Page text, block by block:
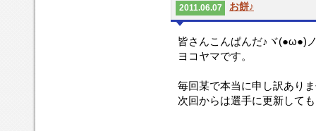
2011.06.07 お餅♪
皆さんこんぱんだ♪ヾ(●ω●)
ヨコヤマです。
毎回某で本当に申し訳あり
次回からは選手に更新して